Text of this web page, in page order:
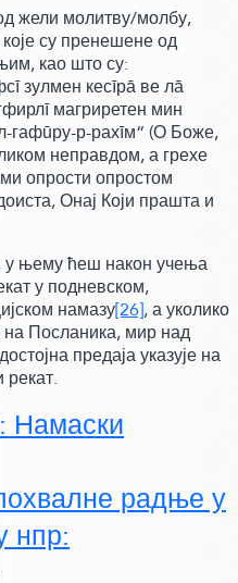
жели молитву/молбу,
су пренешене од
као што су:
зулмен кесīрā ве лā
магриретен мин
гафūру-р-рахīм“ (О Боже,
неправдом, а грехе
опрости опростом
Онај Који прашта и
у њему ћеш након учења
у подневском,
намазу[26], а уколико
Посланика, мир над
предаја указује на
Намаски
радње у
нпр: